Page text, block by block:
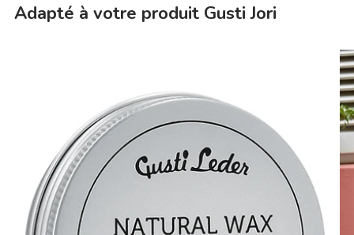
Adapté à votre produit Gusti Jori